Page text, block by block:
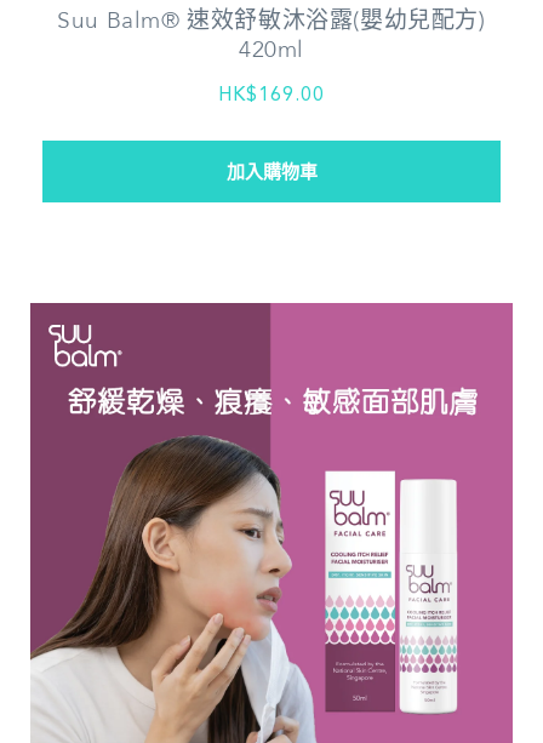
Suu Balm® 速效舒敏沐浴露(嬰幼兒配方)
420ml
HK$169.00